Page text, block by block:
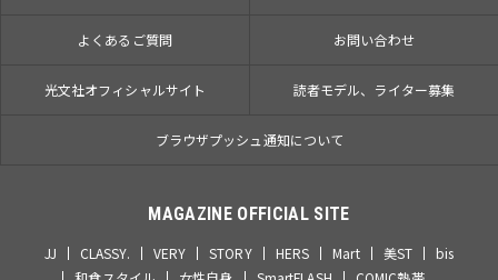
よくあるご質問 お問い合わせ
光文社オフィシャルサイト 読者モデル、ライター募集
ブラウザプッシュ通知について
MAGAZINE OFFICIAL SITE
JJ CLASSY. VERY STORY HERS Mart 美ST
bis